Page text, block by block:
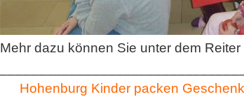
Mehr dazu können Sie unter dem
Hohenburg Kinder packen